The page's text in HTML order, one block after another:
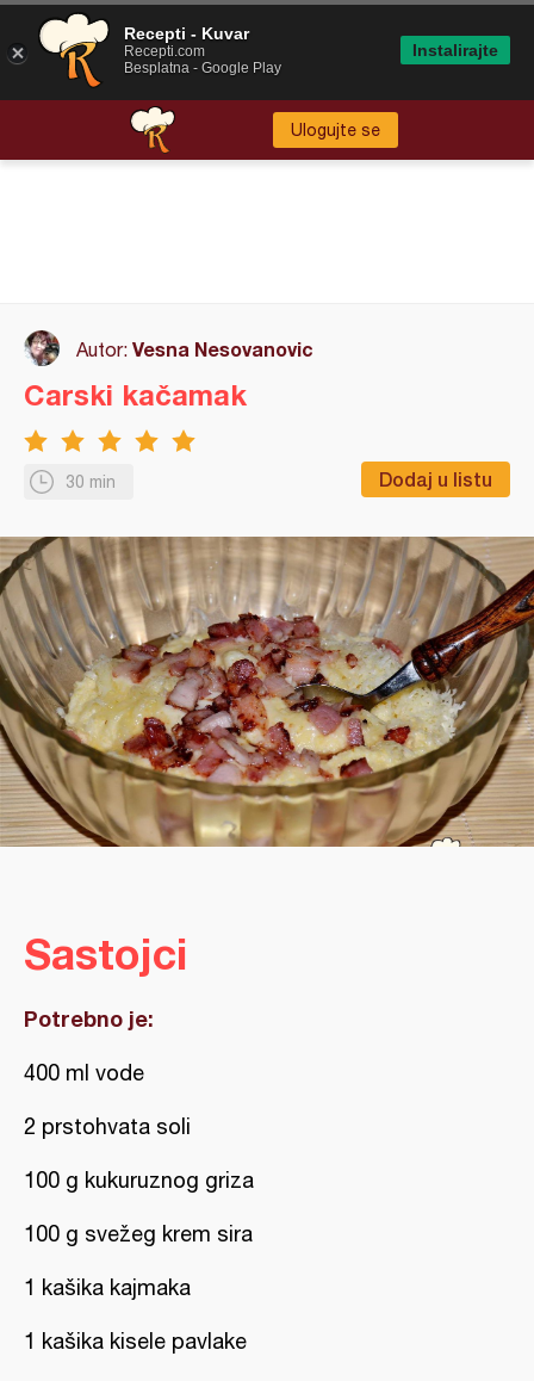
Ulogujte se
Autor: Vesna Nesovanovic
30 min Dodaj u listu
Carski kačamak
Sastojci
Potrebno je:
400 ml vode
2 prstohvata soli
100 g kukuruznog griza
100 g svežeg krem sira
1 kašika kajmaka
1 kašika kisele pavlake
Recepti - Kuvar
Recepti.com
Besplatna - Google Play
Instalirajte